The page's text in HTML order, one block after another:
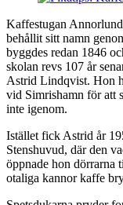
Kaffestugan
behållit sitt namn
byggdes redan 1846
skolan revs 107 år
Astrid Lindqvist. Hon
vid Simrishamn för att
inte igenom.
Istället fick Astrid år
Stenshuvud, där den
öppnade hon dörrarna
otaliga kannor kaffe